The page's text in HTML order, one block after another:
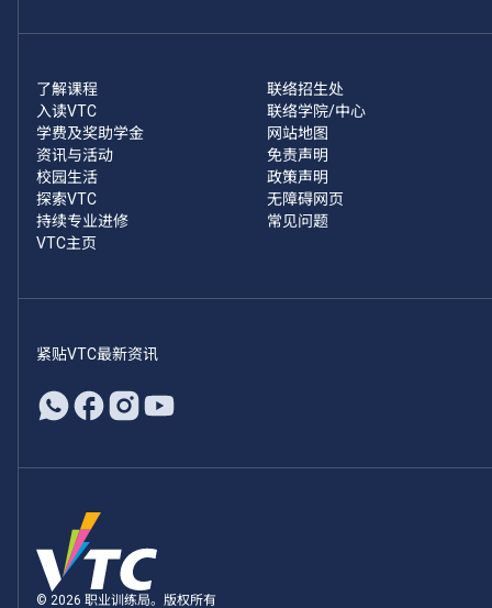
了解课程
入读VTC
学费及奖助学金
资讯与活动
校园生活
探索VTC
持续专业进修
VTC主页
联络招生处
联络学院/中心
网站地图
免责声明
政策声明
无障碍网页
常见问题
紧贴VTC最新资讯
© 2026 职业训练局。版权所有